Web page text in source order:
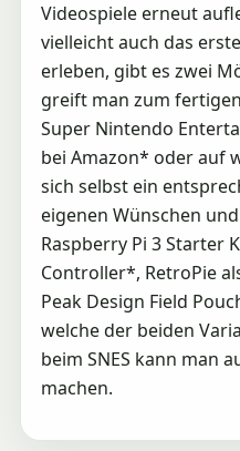
Videospiele erneut
vielleicht auch das
erleben, gibt es zwei
greift man zum
Super Nintendo
bei Amazon* oder auf
sich selbst ein
eigenen Wünschen
Raspberry Pi 3 Starter
Controller*, RetroPie
Peak Design Field
welche der beiden
beim SNES kann man
machen.